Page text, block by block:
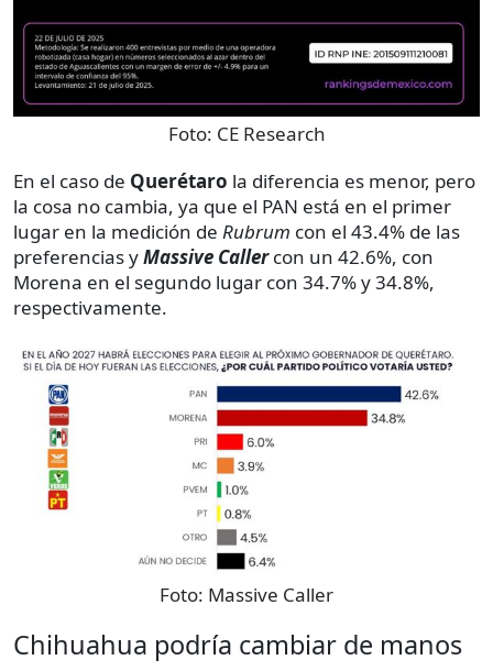
Foto: CE Research
En el caso de Querétaro la diferencia es menor, pero
la cosa no cambia, ya que el PAN está en el primer
lugar en la medición de Rubrum con el 43.4% de las
preferencias yMassive Callercon un 42.6%, con
Morena en el segundo lugar con 34.7% y 34.8%,
respectivamente.
Foto: Massive Caller
Chihuahua podría cambiar de manos